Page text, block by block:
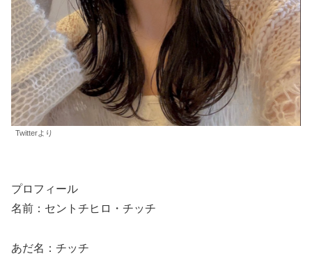
Twitterより
プロフィール
名前：セントチヒロ・チッチ
あだ名：チッチ